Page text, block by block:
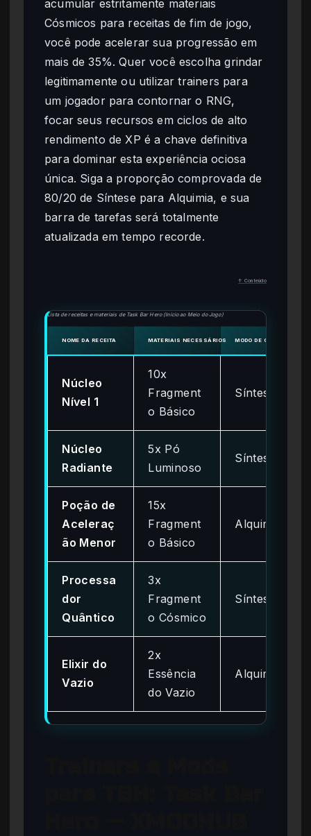
acumular estritamente materiais
Cósmicos para receitas de fim de jogo,
você pode acelerar sua progressão em
mais de 35%. Quer você escolha grindar
legitimamente ou utilizar trainers para
um jogador para contornar o RNG,
focar seus recursos em ciclos de alto
rendimento de XP é a chave definitiva
para dominar esta experiência ociosa
única. Siga a proporção comprovada de
80/20 de Síntese para Alquimia, e sua
barra de tarefas será totalmente
atualizada em tempo recorde.
↑ Conteúdo
Lista de receitas e materiais de Task Bar Hero (Início ao Meio do Jogo)
NOME DA RECEITA MATERIAIS NECESSÁRIOS MODO DE CRIAÇÃO IDEAL
Núcleo
Nível 1
10x
Fragment
o Básico
Síntese
Núcleo
Radiante
5x Pó
Luminoso
Síntese
Poção de
Aceleraç
ão Menor
15x
Fragment
o Básico
Alquimia
Processa
dor
Quântico
3x
Fragment
o Cósmico
Síntese
Elixir do
Vazio
2x
Essência
do Vazio
Alquimia